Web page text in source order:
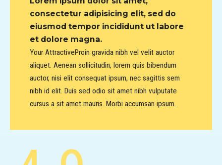
consectetur adipisicing elit, sed do
eiusmod tempor incididunt ut labore
et dolore magna.
Your AttractiveProin gravida nibh vel velit auctor
aliquet. Aenean sollicitudin, lorem quis bibendum
auctor, nisi elit consequat ipsum, nec sagittis sem
nibh id elit. Duis sed odio sit amet nibh vulputate
cursus a sit amet mauris. Morbi accumsan ipsum.